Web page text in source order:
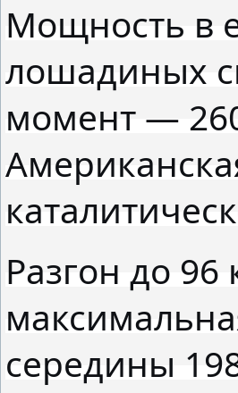
Мощность в
лошадиных
момент —
Разгон до
середины